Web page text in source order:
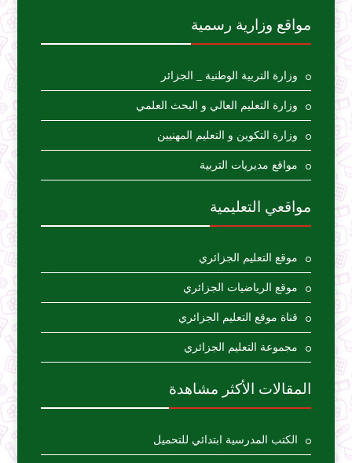
مواقع وزارية رسمية
وزارة التربية الوطنية _ الجزائر
وزارة التعليم العالي و البحث العلمي
وزارة التكوين و التعليم المهنيين
مواقع مديريات التربية
مواقعي التعليمية
موقع التعليم الجزائري
موقع الرياضيات الجزائري
قناة موقع التعليم الجزائري
مجموعة التعليم الجزائري
المقالات الأكثر مشاهدة
الكتب المدرسية ابتدائي للتحميل